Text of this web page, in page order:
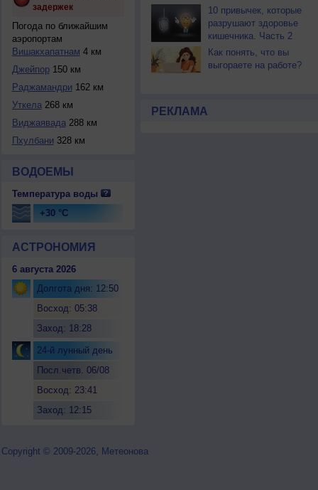
задержек
Погода по ближайшим
аэропортам
Вишакхапатнам 4 км
Джейпор150 км
Раджамандри 162 км
Уткела268 км
Виджаявада288 км
Пхулбани 328 км
ВОДОЕМЫ
Температура воды
+30 °C
АСТРОНОМИЯ
6 августа 2026
Долгота дня: 12:50
Восход: 05:38
Заход: 18:28
24-й лунный день
Посл.четв. 06/08
Восход: 23:41
Заход: 12:15
10 привычек, которые
разрушают здоровье
кишечника. Часть 2
Как понять, что вы
выгораете на работе?
РЕКЛАМА
Copyright © 2009-2026, Метеонова